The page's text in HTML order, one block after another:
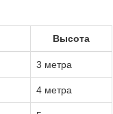
Высота
3 метра
4 метра